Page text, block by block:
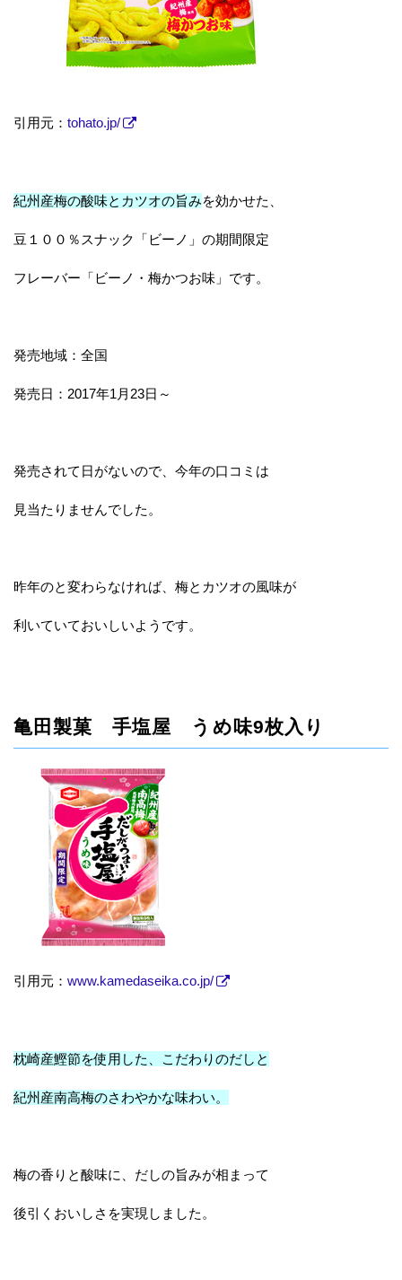
引用元： tohato.jp/
紀州産梅の酸味とカツオの旨みを効かせた、
豆１００％スナック「ビーノ」の期間限定
フレーバー「ビーノ・梅かつお味」です。
発売地域：全国
発売日：2017年1月23日～
発売されて日がないので、今年の口コミは
見当たりませんでした。
昨年のと変わらなければ、梅とカツオの風味が
利いていておいしいようです。
亀田製菓 手塩屋 うめ味9枚入り
引用元： www.kamedaseika.co.jp/
枕崎産鰹節を使用した、こだわりのだしと
紀州産南高梅のさわやかな味わい。
梅の香りと酸味に、だしの旨みが相まって
後引くおいしさを実現しました。